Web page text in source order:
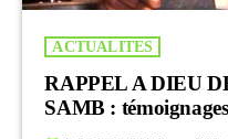
ACTUALITES
RAPPEL A DIEU
SAMB :